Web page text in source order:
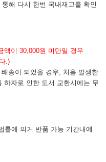
해 다시 한번 국내재고를 확인
액이 30,000원 미만일 경우
.)
송이 되었을 경우, 처음 발생한
하자로 인한 도서 교환시에는 무
률에 의거 반품 가능 기간내에